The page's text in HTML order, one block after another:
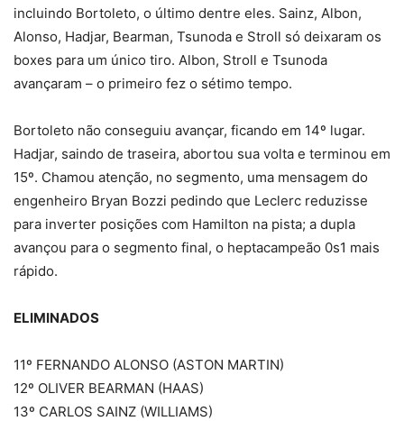
incluindo Bortoleto, o último dentre eles. Sainz, Albon,
Alonso, Hadjar, Bearman, Tsunoda e Stroll só deixaram os
boxes para um único tiro. Albon, Stroll e Tsunoda
avançaram – o primeiro fez o sétimo tempo.
Bortoleto não conseguiu avançar, ficando em 14º lugar.
Hadjar, saindo de traseira, abortou sua volta e terminou em
15º. Chamou atenção, no segmento, uma mensagem do
engenheiro Bryan Bozzi pedindo que Leclerc reduzisse
para inverter posições com Hamilton na pista; a dupla
avançou para o segmento final, o heptacampeão 0s1 mais
rápido.
ELIMINADOS
11º FERNANDO ALONSO (ASTON MARTIN)
12º OLIVER BEARMAN (HAAS)
13º CARLOS SAINZ (WILLIAMS)